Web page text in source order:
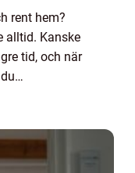
rent hem?
alltid. Kanske
tid, och när